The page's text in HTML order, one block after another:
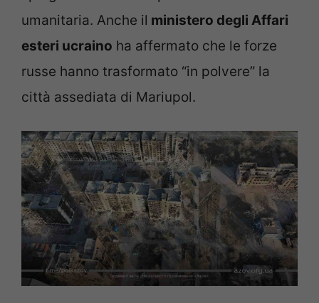
umanitaria. Anche il ministero degli Affari
esteri ucraino ha affermato che le forze
russe hanno trasformato “in polvere” la
città assediata di Mariupol.